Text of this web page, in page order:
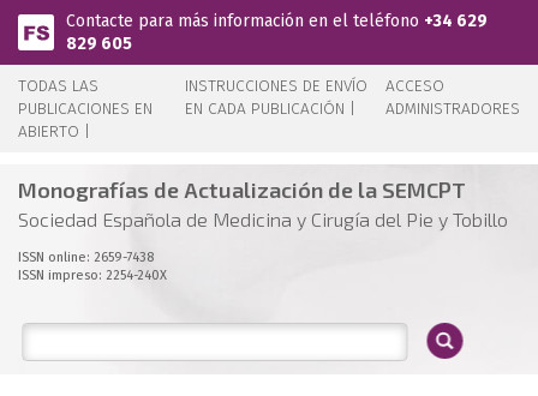
Pasar al contenido principal
Contacte para más información en el teléfono +34 629
829 605
TODAS LAS
PUBLICACIONES EN
ABIERTO |
INSTRUCCIONES DE ENVÍO
EN CADA PUBLICACIÓN |
ACCESO
ADMINISTRADORES
Monografías de Actualización de la SEMCPT
Sociedad Española de Medicina y Cirugía del Pie y Tobillo
ISSN online: 2659-7438
ISSN impreso: 2254-240X